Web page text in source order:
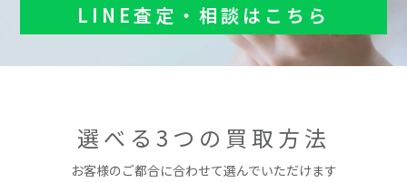
LINE査定・相談はこちら
選べる3つの買取方法
お客様のご都合に合わせて選んでいただけます